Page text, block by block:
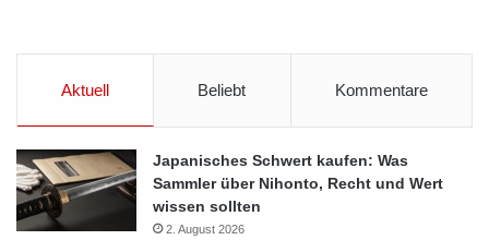
Aktuell Beliebt Kommentare
Japanisches Schwert kaufen: Was
Sammler über Nihonto, Recht und Wert
wissen sollten
2. August 2026